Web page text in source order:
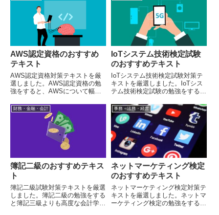
AWS認定資格のおすすめ
テキスト
AWS認定資格対策テキストを厳
選しました。AWS認定資格の勉
強をすると、AWSについて幅広
IoTシステム技術検定試験
のおすすめテキスト
IoTシステム技術検定試験対策テ
キストを厳選しました。IoTシス
テム技術検定試験の勉強をする
す。
財務・金融・会計
簿記二級のおすすめテキス
ト
簿記二級試験対策テキストを厳選
しました。簿記二級の勉強をする
と簿記三級よりも高度な会計学の
事務・法務・経営
ネットマーケティング検定
のおすすめテキスト
ネットマーケティング検定対策テ
キストを厳選しました。ネットマ
ーケティング検定の勉強をする